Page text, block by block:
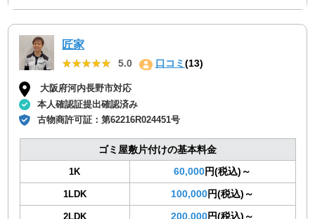
匠家
★★★★★
★★★★★ 5.0 口コミ(13)
大阪府河内長野市対応
本人確認証提出確認済み
古物商許可証：第62216R024451号
ゴミ屋敷片付けの基本料金
1K 60,000円(税込)～
1LDK 100,000円(税込)～
2LDK 200,000円(税込)～